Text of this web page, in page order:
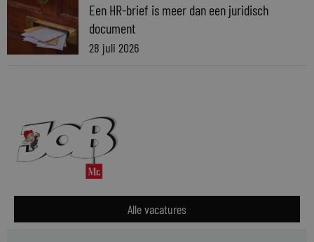
Een HR-brief is meer dan een juridisch
document
28 juli 2026
Alle vacatures